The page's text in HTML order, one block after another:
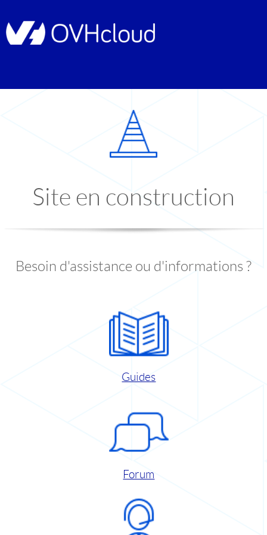
Site en construction
Besoin d'assistance ou d'informations ?
Guides
Forum